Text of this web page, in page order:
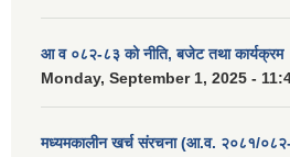
आ व ०८२-८३ को नीति, बजेट तथा कार्यक्रम
Monday, September 1, 2025 -
मध्यमकालीन खर्च संरचना (आ.व. २०८१/